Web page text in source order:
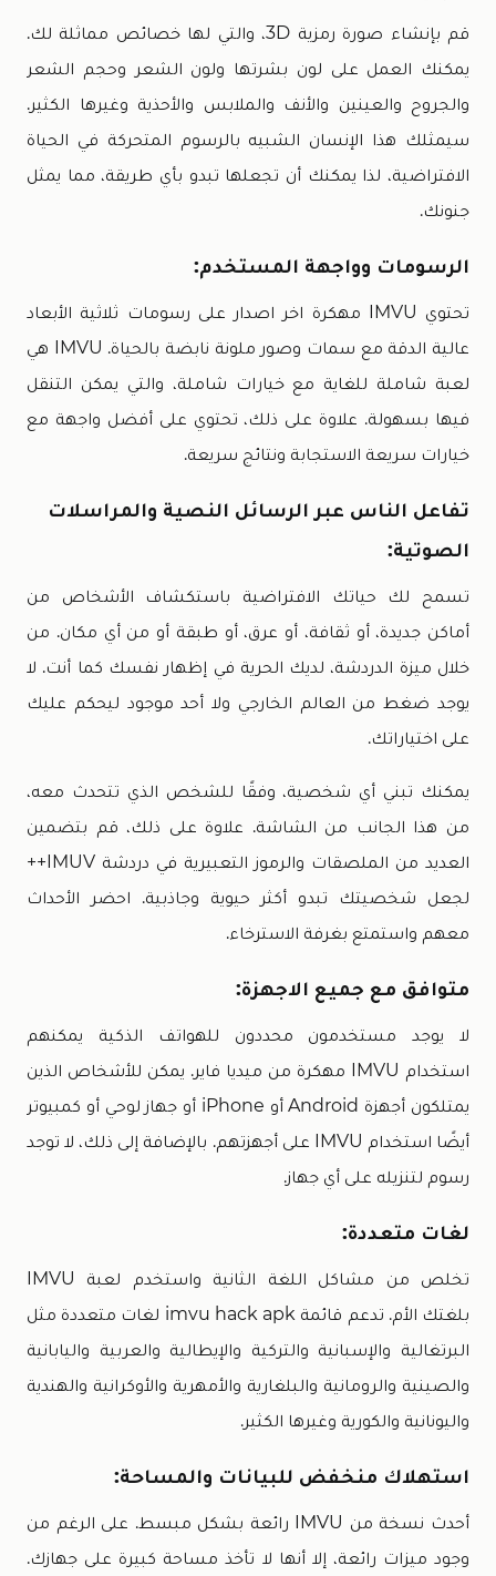
قم بإنشاء صورة رمزية 3D، والتي لها خصائص مماثلة لك.
يمكنك العمل على لون بشرتها ولون الشعر وحجم الشعر
والجروح والعينين والأنف والملابس والأحذية وغيرها الكثير.
سيمثلك هذا الإنسان الشبيه بالرسوم المتحركة في الحياة
الافتراضية، لذا يمكنك أن تجعلها تبدو بأي طريقة، مما يمثل
جنونك.
الرسومات وواجهة المستخدم:
تحتوي IMVU مهكرة اخر اصدار على رسومات ثلاثية الأبعاد
عالية الدقة مع سمات وصور ملونة نابضة بالحياة. IMVU هي
لعبة شاملة للغاية مع خيارات شاملة، والتي يمكن التنقل
فيها بسهولة. علاوة على ذلك، تحتوي على أفضل واجهة مع
خيارات سريعة الاستجابة ونتائج سريعة.
تفاعل الناس عبر الرسائل النصية والمراسلات
الصوتية:
تسمح لك حياتك الافتراضية باستكشاف الأشخاص من
أماكن جديدة، أو ثقافة، أو عرق، أو طبقة أو من أي مكان. من
خلال ميزة الدردشة، لديك الحرية في إظهار نفسك كما أنت. لا
يوجد ضغط من العالم الخارجي ولا أحد موجود ليحكم عليك
على اختياراتك.
يمكنك تبني أي شخصية، وفقًا للشخص الذي تتحدث معه،
من هذا الجانب من الشاشة. علاوة على ذلك، قم بتضمين
العديد من الملصقات والرموز التعبيرية في دردشة IMUV++
لجعل شخصيتك تبدو أكثر حيوية وجاذبية. احضر الأحداث
معهم واستمتع بغرفة الاسترخاء.
متوافق مع جميع الاجهزة:
لا يوجد مستخدمون محددون للهواتف الذكية يمكنهم
استخدام IMVU مهكرة من ميديا فاير. يمكن للأشخاص الذين
يمتلكون أجهزة Android أو iPhone أو جهاز لوحي أو كمبيوتر
أيضًا استخدام IMVU على أجهزتهم. بالإضافة إلى ذلك، لا توجد
رسوم لتنزيله على أي جهاز.
لغات متعددة:
تخلص من مشاكل اللغة الثانية واستخدم لعبة IMVU
بلغتك الأم. تدعم قائمة imvu hack apk لغات متعددة مثل
البرتغالية والإسبانية والتركية والإيطالية والعربية واليابانية
والصينية والرومانية والبلغارية والأمهرية والأوكرانية والهندية
واليونانية والكورية وغيرها الكثير.
استهلاك منخفض للبيانات والمساحة:
أحدث نسخة من IMVU رائعة بشكل مبسط. على الرغم من
وجود ميزات رائعة، إلا أنها لا تأخذ مساحة كبيرة على جهازك.